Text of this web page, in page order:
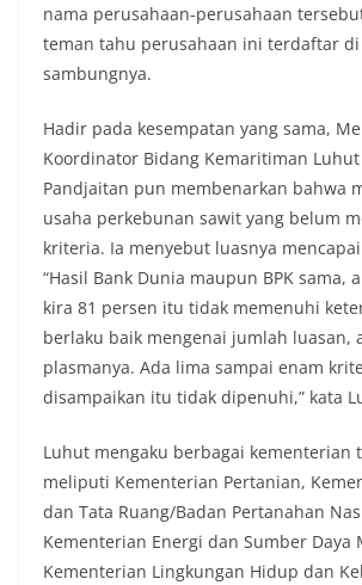
nama perusahaan-perusahaan
teman tahu perusahaan ini terdaftar di
sambungnya.
Hadir pada kesempatan yang sama,
Koordinator Bidang Kemaritiman
Pandjaitan pun membenarkan bahwa
usaha perkebunan sawit yang belum
kriteria. Ia menyebut luasnya
“Hasil Bank Dunia maupun BPK sama,
kira 81 persen itu tidak memenuhi
berlaku baik mengenai jumlah luasan,
plasmanya. Ada lima sampai enam
disampaikan itu tidak dipenuhi,” kata
Luhut mengaku berbagai kementerian
meliputi Kementerian Pertanian,
dan Tata Ruang/Badan Pertanahan
Kementerian Energi dan Sumber Daya
Kementerian Lingkungan Hidup dan